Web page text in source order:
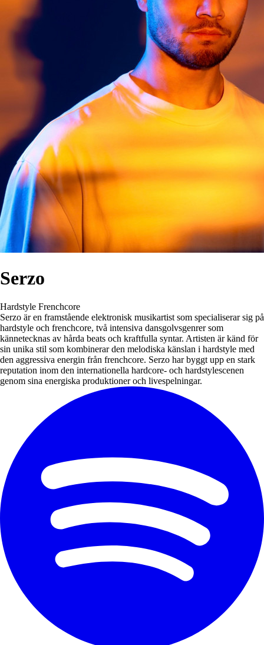
Serzo
Hardstyle Frenchcore
Serzo är en framstående elektronisk musikartist som specialiserar sig på
hardstyle och frenchcore, två intensiva dansgolvsgenrer som
kännetecknas av hårda beats och kraftfulla syntar. Artisten är känd för
sin unika stil som kombinerar den melodiska känslan i hardstyle med
den aggressiva energin från frenchcore. Serzo har byggt upp en stark
reputation inom den internationella hardcore- och hardstylescenen
genom sina energiska produktioner och livespelningar.